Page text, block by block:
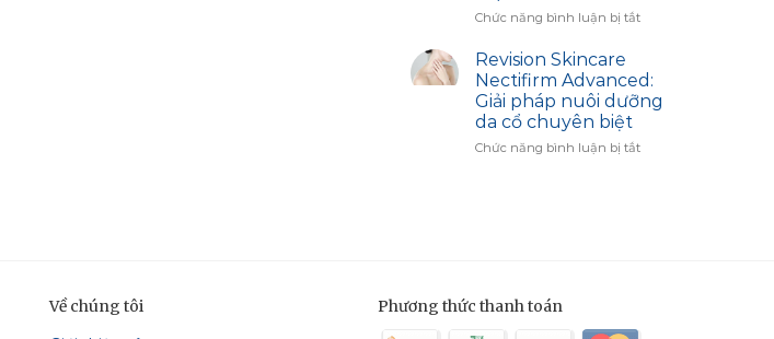
Skincare:
Hiệu
Sắc
Chức năng bình luận bị tắtở
Lựa
chọn
cho
da
Revision Skincare
Nectifirm Advanced:
Giải pháp nuôi dưỡng
da cổ chuyên biệt
Chức năng bình luận bị tắtở
Về chúng tôi
Phương thức thanh toán